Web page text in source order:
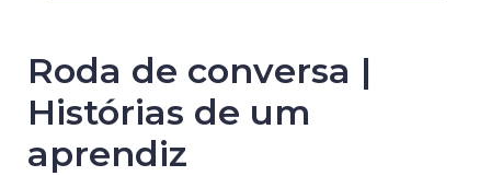
Roda de conversa |
Histórias de um
aprendiz